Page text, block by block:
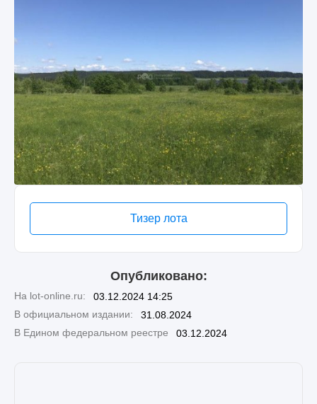
Тизер лота
Опубликовано:
На lot-online.ru:
03.12.2024 14:25
В официальном издании:
31.08.2024
В Едином федеральном реестре
03.12.2024